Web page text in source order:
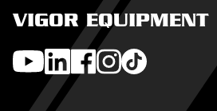
VIGOR EQUIPMENT